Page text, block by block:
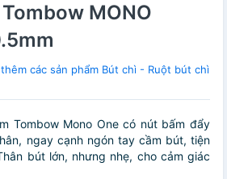
MONO
các sản phẩm Bút chì - Ruột bút chì
Tombow Mono One có nút bấm đẩy
ngay cạnh ngón tay cầm bút, tiện
bút lớn, nhưng nhẹ, cho cảm giác